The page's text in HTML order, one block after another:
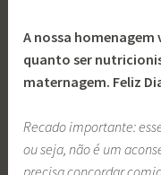
A nossa
quanto ser
maternagem. Feliz
Recado importante:
ou seja, não é um